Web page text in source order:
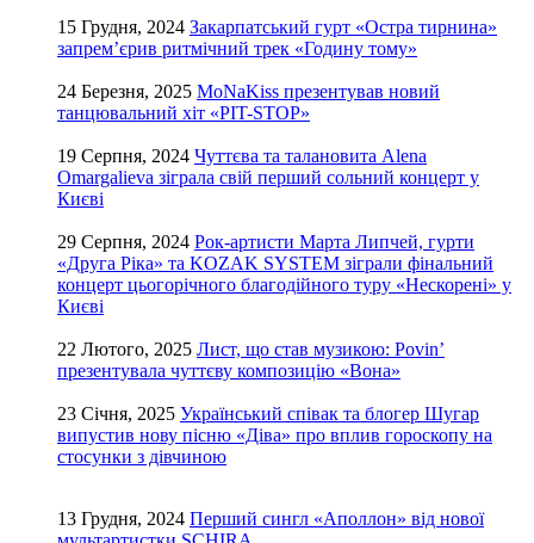
15 Грудня, 2024 Закарпатський гурт «Остра тирнина»
запрем’єрив ритмічний трек «Годину тому»
24 Березня, 2025 MoNaKiss презентував новий
танцювальний хіт «PIT-STOP»
19 Серпня, 2024 Чуттєва та талановита Alena
Omargalieva зіграла свій перший сольний концерт у
Києві
29 Серпня, 2024 Рок-артисти Марта Липчей, гурти
«Друга Ріка» та KOZAK SYSTEM зіграли фінальний
концерт цьогорічного благодійного туру «Нескорені» у
Києві
22 Лютого, 2025 Лист, що став музикою: Povin’
презентувала чуттєву композицію «Вона»
23 Січня, 2025 Український співак та блогер Шугар
випустив нову пісню «Діва» про вплив гороскопу на
стосунки з дівчиною
13 Грудня, 2024 Перший сингл «Аполлон» від нової